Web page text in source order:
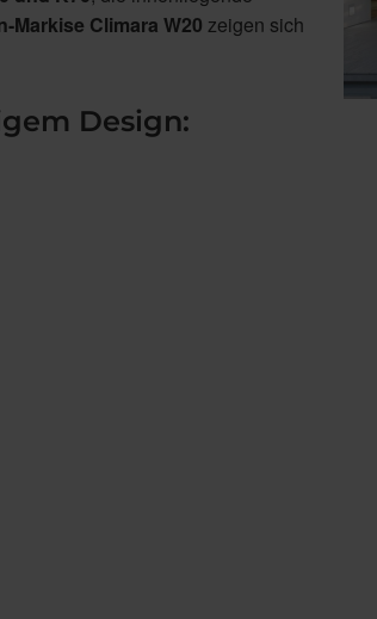
Markise Climara W20 zeigen sich
Design: